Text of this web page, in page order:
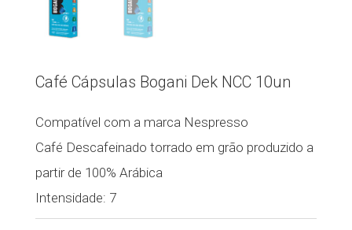
Café Cápsulas Bogani Dek NCC 10un
Compatível com a marca Nespresso
Café Descafeinado torrado em grão produzido a
partir de 100% Arábica
Intensidade: 7